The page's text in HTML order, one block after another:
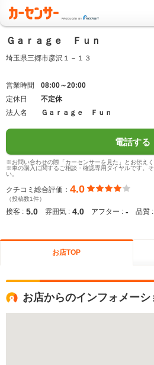
Ｇａｒａｇｅ Ｆｕｎ
埼玉県三郷市彦沢１－１３
営業時間
08:00～20:00
定休日
不定休
法人名
Ｇａｒａｇｅ Ｆｕｎ
電話する
※お問い合わせの際「カーセンサーを見た」とお伝えく
※車の購入に関するご相談・確認専用ダイヤルです。
い。
クチコミ総合評価： 4.0
（投稿数1件）
接客 : 5.0 雰囲気 : 4.0 アフター : - 品質 :
お店TOP
お店からのインフォメーシ